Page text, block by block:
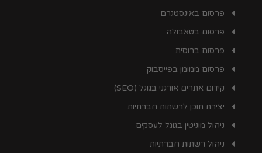
פרסום באינסטגרם
פרסום בטאבולה
פרסום ברוסית
פרסום ממומן בפייסבוק
קידום אתרים אורגני בגוגל (SEO)
יצירת תוכן לרשתות חברתיות
ניהול מוניטין בגוגל לעסקים
ניהול רשתות חברתיות